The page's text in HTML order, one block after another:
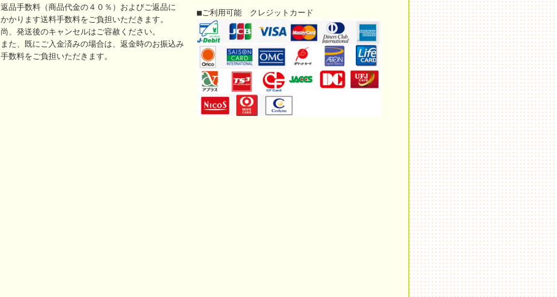
返品手数料（商品代金の４０％）およびご返品に
かかります送料手数料をご負担いただきます。
尚、発送後のキャンセルはご容赦ください。
また、既にご入金済みの場合は、返金時のお振込み
手数料をご負担いただきます。
■ご利用可能 クレジットカード